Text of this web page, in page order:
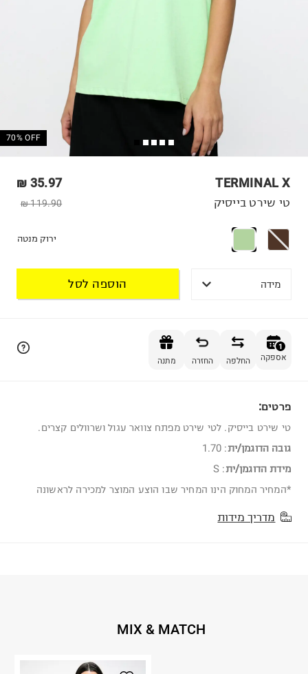
70% OFF
TERMINAL X
35.97 ₪
119.90 ₪ טי שירט בייסיק
ירוק מנטה
מידה הוספה לסל
1
אספקה החלפה החזרה מתנה
פרטים:
טי שירט בייסיק. לטי שירט מפתח צוואר עגול ושרוולים קצרים.
גובה הדוגמן/ית:
1.70
מידת הדוגמן/ית:
S
*המחיר המחוק הינו המחיר שבו הוצע המוצר למכירה לראשונה
מדריך מידות
MIX & MATCH